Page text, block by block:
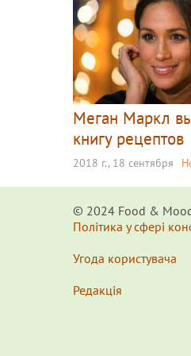
Меган Маркл
книгу рецептов
2018 г., 18 сентября
© 2024 Food &
Політика у сфері
Угода користувача
Редакція